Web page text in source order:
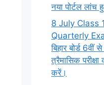
नया पोर्टल लांच
8 July Class
Quarterly
बिहार बोर्ड 6वीं
त्रैमासिक
करें।